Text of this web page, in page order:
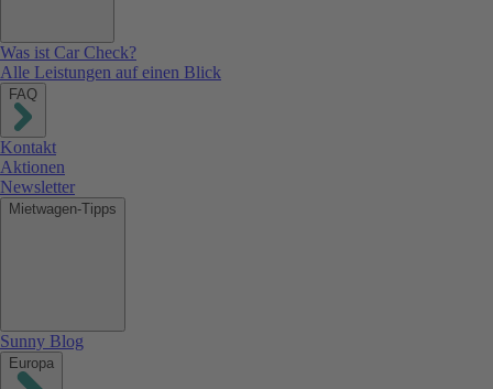
Was ist Car Check?
Alle Leistungen auf einen Blick
FAQ
Kontakt
Aktionen
Newsletter
Mietwagen-Tipps
Sunny Blog
Europa